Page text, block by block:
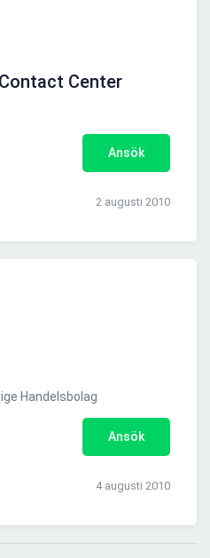
Center
Ansök
2 augusti 2010
Handelsbolag
Ansök
4 augusti 2010